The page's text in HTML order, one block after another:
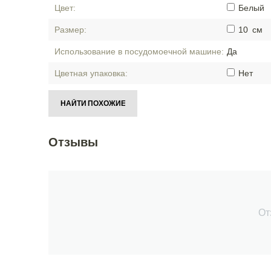
Цвет: Белый
Размер: 10 см
Использование в посудомоечной машине: Да
Цветная упаковка: Нет
НАЙТИ ПОХОЖИЕ
Отзывы